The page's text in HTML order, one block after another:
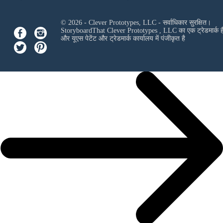
© 2026 - Clever Prototypes, LLC - सर्वाधिकार सुरक्षित।
StoryboardThat Clever Prototypes , LLCका एक ट्रेडमार्क
और यूएस पेटेंट और ट्रेडमार्क कार्यालय में पंजीकृत है